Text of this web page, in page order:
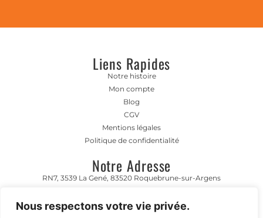
Nous respectons votre vie privée.
Liens Rapides
Notre histoire
Mon compte
Blog
CGV
Mentions légales
Politique de confidentialité
Notre Adresse
RN7, 3539 La Gené, 83520 Roquebrune-sur-Argens
Horaire D'ouverture